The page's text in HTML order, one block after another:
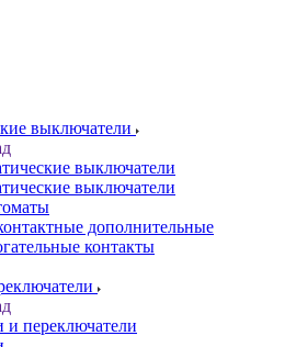
выключатели
выключатели
выключатели
дополнительные
контакты
и переключатели